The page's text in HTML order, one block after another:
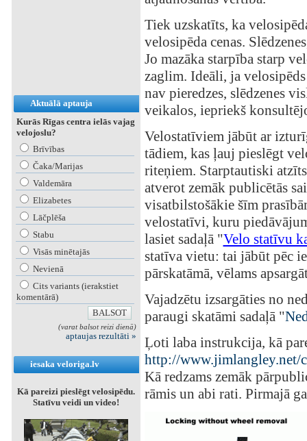
Aktuālā aptauja
Kurās Rīgas centra ielās vajag
velojoslu?
Brīvības
Čaka/Marijas
Valdemāra
Elizabetes
Lāčplēša
Stabu
Visās minētajās
Nevienā
Cits variants (ierakstiet
komentārā)
(varat balsot reizi dienā)
aptaujas rezultāti »
iesaka veloriga.lv
Kā pareizi pieslēgt velosipēdu.
Statīvu veidi un video!
Tiek uzskatīts, ka
velosipēda cenas.
Jo mazāka starpība starp
zaglim. Ideāli, ja
nav pieredzes, slēdzenes
veikalos, iepriekš
Velostatīviem jābūt ar
tādiem, kas ļauj pieslēgt
riteņiem. Starptautiski
atverot zemāk publicētās
visatbilstošākie šīm
velostatīvi, kuru
lasiet sadaļā "Velo statīvu
statīva vietu: tai jābūt pēc
pārskatāmā, vēlams
Vajadzētu izsargāties no
paraugi skatāmi sadaļā "
Ļoti laba instrukcija, kā
http://www.jimlangley.net/
Kā redzams zemāk
rāmis un abi rati. Pirmajā